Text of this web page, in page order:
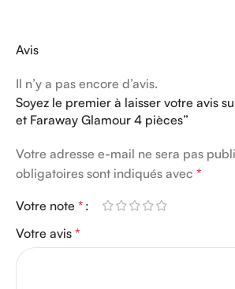
Avis
Il n’y a pas encore d’avis.
Soyez le premier à laisser votre avis
et Faraway Glamour 4 pièces”
Votre adresse e-mail ne sera pas
obligatoires sont indiqués avec *
Votre note *
Votre avis *